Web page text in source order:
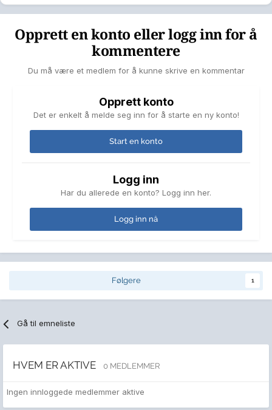
Opprett en konto eller logg inn for å
kommentere
Du må være et medlem for å kunne skrive en kommentar
Opprett konto
Det er enkelt å melde seg inn for å starte en ny konto!
Start en konto
Logg inn
Har du allerede en konto? Logg inn her.
Logg inn nå
Følgere 1
Gå til emneliste
HVEM ER AKTIVE 0 MEDLEMMER
Ingen innloggede medlemmer aktive